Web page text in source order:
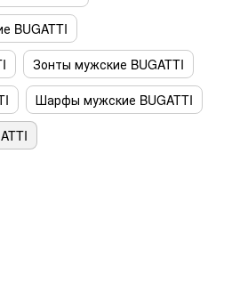
BUGATTI
Зонты мужские BUGATTI
Шарфы мужские BUGATTI